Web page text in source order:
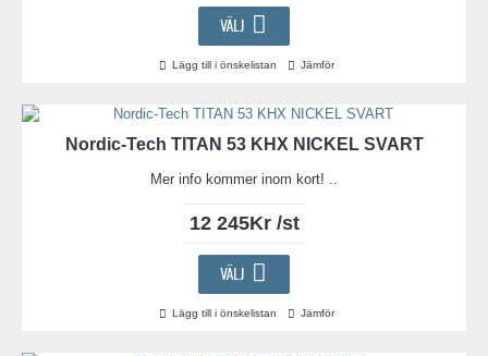
VÄLJ
Lägg till i önskelistan Jämför
Nordic-Tech TITAN 53 KHX NICKEL SVART
Mer info kommer inom kort! ..
12 245Kr /st
VÄLJ
Lägg till i önskelistan Jämför